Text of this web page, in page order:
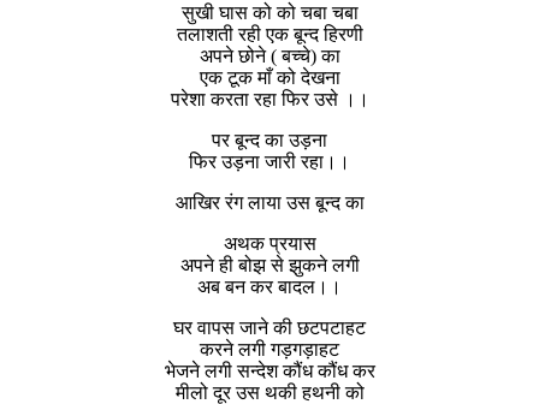
सुखी घास को को चबा चबा
तलाशती रही एक बून्द हिरणी
अपने छोने ( बच्चे) का
एक टूक माँ को देखना
परेशा करता रहा फिर उसे ।।
पर बून्द का उड़ना
फिर उड़ना जारी रहा।।
आखिर रंग लाया उस बून्द का
अथक प्रयास
अपने ही बोझ से झुकने लगी
अब बन कर बादल।।
घर वापस जाने की छटपटाहट
करने लगी गड़गड़ाहट
भेजने लगी सन्देश कौंध कौंध कर
मीलो दूर उस थकी हथनी को